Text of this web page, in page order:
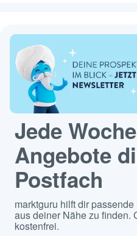
Jede
Angebote
Postfach
marktguru hilft dir
aus deiner Nähe zu finden.
kostenfrei.